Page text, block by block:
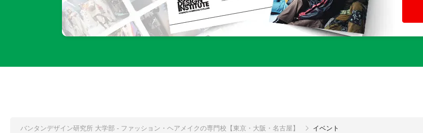
バンタンデザイン研究所 大学部 - ファッション・ヘアメイクの専門校【東京・大阪・名古屋】 イベント